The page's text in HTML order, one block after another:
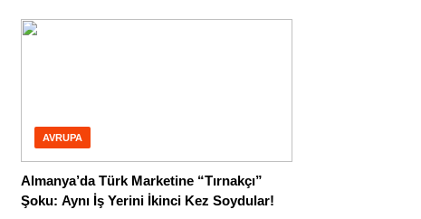
AVRUPA
Almanya’da Türk Marketine “Tırnakçı”
Şoku: Aynı İş Yerini İkinci Kez Soydular!